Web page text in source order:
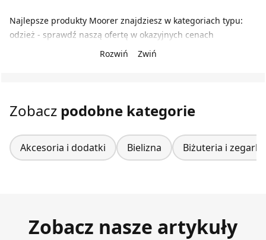
Najlepsze produkty Moorer znajdziesz w kategoriach typu:
odzież - sprawdź naszą ofertę w okazyjnych cenach
Rozwiń
Zwiń
Zobacz podobne kategorie
Akcesoria i dodatki Bielizna Biżuteria i zegarki
Zobacz nasze artykuły